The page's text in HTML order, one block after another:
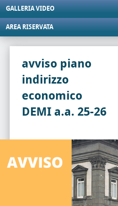
GALLERIA VIDEO
AREA RISERVATA
avviso piano
indirizzo
economico
DEMI a.a. 25-26